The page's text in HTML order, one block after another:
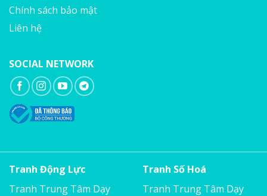
Chính sách bảo mật
Liên hệ
SOCIAL NETWORK
Tranh Động Lực
Tranh Trung Tâm Dạy
Tranh Số Hoá
Tranh Trung Tâm Dạy